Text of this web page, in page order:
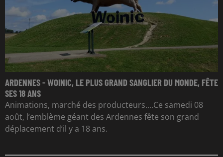
ARDENNES - WOINIC, LE PLUS GRAND SANGLIER DU MONDE, FÊTE
SES 18 ANS
Animations, marché des producteurs....Ce samedi 08
août, l’emblème géant des Ardennes fête son grand
déplacement d’il y a 18 ans.